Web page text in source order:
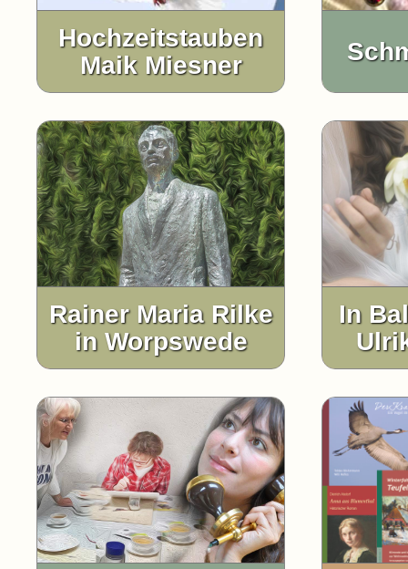
Hochzeitstauben
Maik Miesner
Rainer Maria Rilke
in Worpswede
In